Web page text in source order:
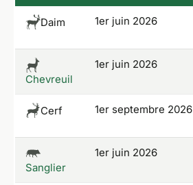
Daim 1er juin 2026
Chevreuil
1er juin 2026
Cerf 1er septembre 2026
Sanglier
1er juin 2026